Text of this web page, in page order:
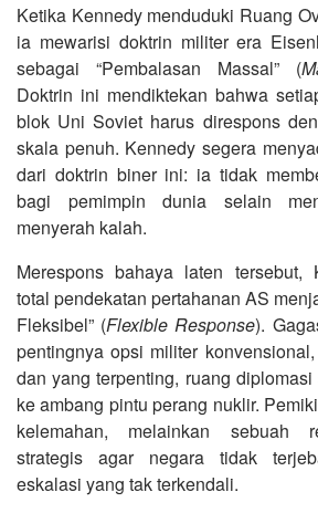
Ketika Kennedy menduduki Ruang
ia mewarisi doktrin militer era
sebagai “Pembalasan Massal” (
Doktrin ini mendiktekan bahwa
blok Uni Soviet harus direspons
skala penuh. Kennedy segera
dari doktrin biner ini: ia tidak
bagi pemimpin dunia selain
menyerah kalah.
Merespons bahaya laten tersebut,
total pendekatan pertahanan AS
Fleksibel” (Flexible Response).
pentingnya opsi militer
dan yang terpenting, ruang
ke ambang pintu perang nuklir.
kelemahan, melainkan sebuah
strategis agar negara tidak
eskalasi yang tak terkendali.